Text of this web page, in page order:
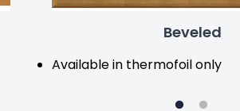
Beveled
Available in thermofoil only